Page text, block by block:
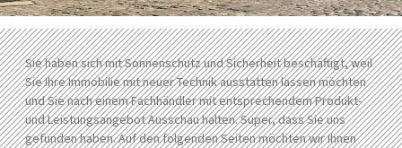
Sie haben sich mit Sonnenschutz und Sicherheit beschäftigt, weil
Sie Ihre Immobilie mit neuer Technik ausstatten lassen möchten
und Sie nach einem Fachhändler mit entsprechendem Produkt-
und Leistungsangebot Ausschau halten. Super, dass Sie uns
gefunden haben. Auf den folgenden Seiten möchten wir Ihnen